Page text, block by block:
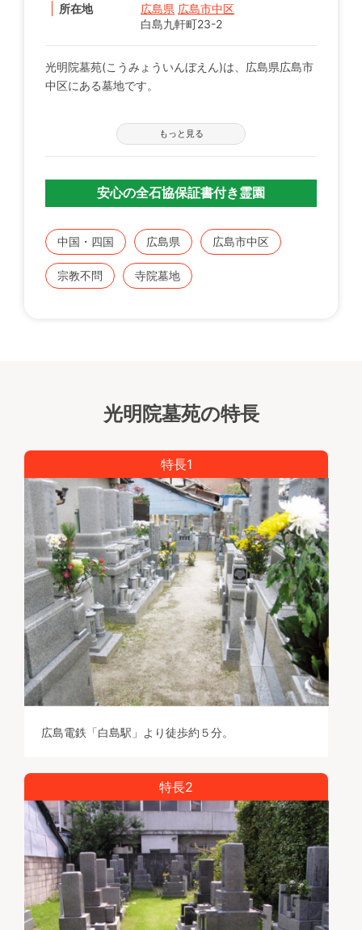
所在地 広島県 広島市中区
白島九軒町23-2
光明院墓苑(こうみょういんぼえん)は、広島県広島市
中区にある墓地です。
広島市の中心街にほど近い、中区白島にある墓苑で
寺墓地ですが、檀家条件がなく宗旨・宗派を問いませ
ん。
もっと見る
安心の全石協保証書付き霊園
中国・四国 広島県 広島市中区
宗教不問 寺院墓地
光明院墓苑の特長
特長1
広島電鉄「白島駅」より徒歩約５分。
特長2